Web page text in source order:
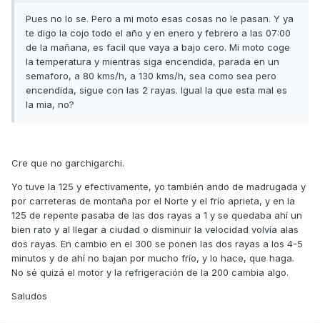
Pues no lo se. Pero a mi moto esas cosas no le pasan. Y ya
te digo la cojo todo el año y en enero y febrero a las 07:00
de la mañana, es facil que vaya a bajo cero. Mi moto coge
la temperatura y mientras siga encendida, parada en un
semaforo, a 80 kms/h, a 130 kms/h, sea como sea pero
encendida, sigue con las 2 rayas. Igual la que esta mal es
la mia, no?
Cre que no garchigarchi.
Yo tuve la 125 y efectivamente, yo también ando de madrugada y
por carreteras de montaña por el Norte y el frío aprieta, y en la
125 de repente pasaba de las dos rayas a 1 y se quedaba ahí un
bien rato y al llegar a ciudad o disminuir la velocidad volvía alas
dos rayas. En cambio en el 300 se ponen las dos rayas a los 4-5
minutos y de ahí no bajan por mucho frío, y lo hace, que haga.
No sé quizá el motor y la refrigeración de la 200 cambia algo.
Saludos